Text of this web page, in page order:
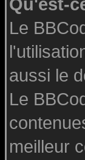
Qu'est-
Le
aussi le
Le
meilleur